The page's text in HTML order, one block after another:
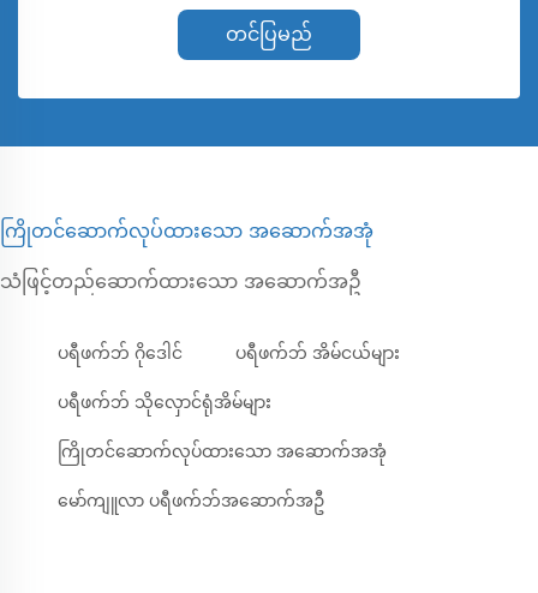
တင်ပြမည်
ကြိုတင်ဆောက်လုပ်ထားသော အဆောက်အအုံ
သံဖြင့်တည်ဆောက်ထားသော အဆောက်အဦ
ပရီဖက်ဘ် ဂိုဒေါင် ပရီဖက်ဘ် အိမ်ငယ်များ
ပရီဖက်ဘ် သိုလှောင်ရုံအိမ်များ
ကြိုတင်ဆောက်လုပ်ထားသော အဆောက်အအုံ
မော်ကျူလာ ပရီဖက်ဘ်အဆောက်အဦ